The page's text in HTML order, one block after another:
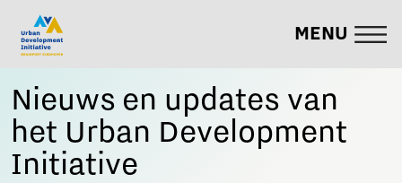
MENU
Nieuws en updates van
het Urban Development
Initiative